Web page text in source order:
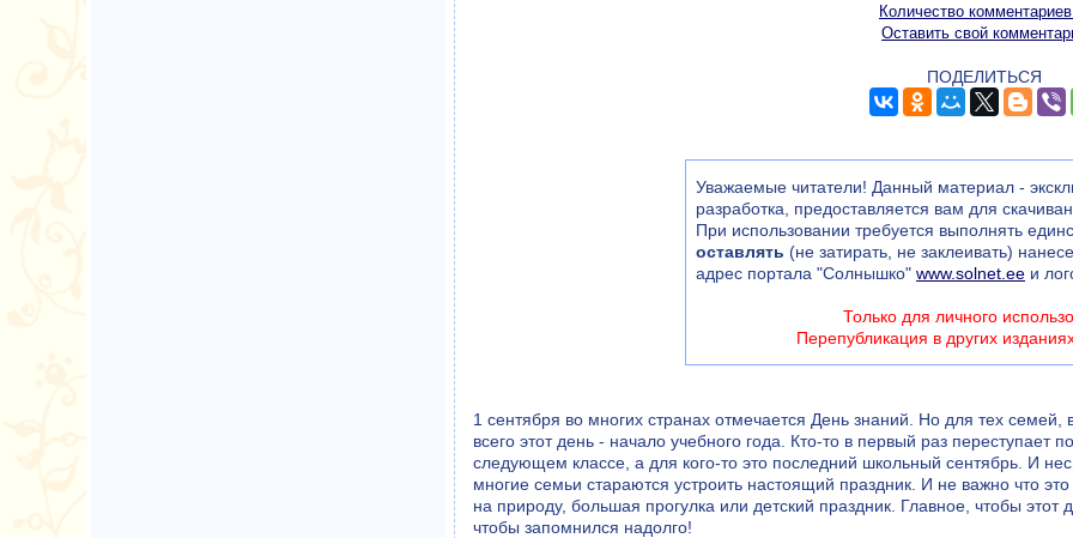
Количество
Оставить свой
ПОДЕЛИТЬСЯ
Уважаемые читатели! Данный материал -
разработка, предоставляется вам для
При использовании требуется выполнять
оставлять (не затирать, не заклеивать)
адрес портала "Солнышко" www.solnet.ee и
Только для личного
Перепубликация в других
1 сентября во многих странах отмечается День знаний. Но для тех семей,
всего этот день - начало учебного года. Кто-то в первый раз переступает
следующем классе, а для кого-то это последний школьный сентябрь. И
многие семьи стараются устроить настоящий праздник. И не важно что
на природу, большая прогулка или детский праздник. Главное, чтобы
чтобы запомнился надолго!